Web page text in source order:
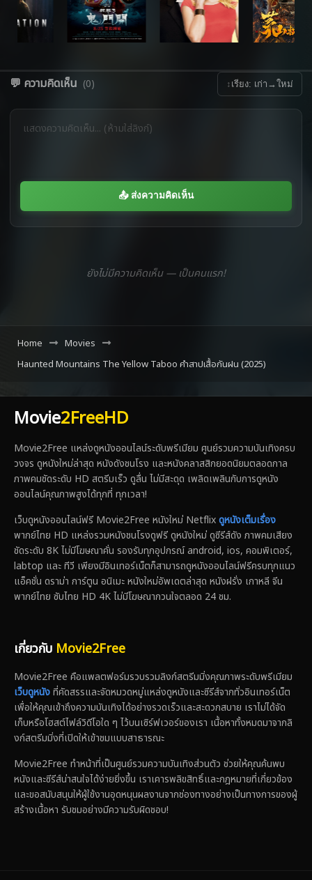
💬 ความคิดเห็น (0) ↕ เรียง: เก่า→ใหม่
📤 ส่งความคิดเห็น
ยังไม่มีความคิดเห็น — เป็นคนแรก!
Home
Movies
Haunted Mountains The Yellow Taboo คำสาปเสื้อกันฝน (2025)
Movie2FreeHD
Movie2Free แหล่งดูหนังออนไลน์ระดับพรีเมียม ศูนย์รวมความบันเทิงครบ
วงจร ดูหนังใหม่ล่าสุด หนังดังชนโรง และหนังคลาสสิกยอดนิยมตลอดกาล
ภาพคมชัดระดับ HD สตรีมเร็ว ดูลื่น ไม่มีสะดุด เพลิดเพลินกับการดูหนัง
ออนไลน์คุณภาพสูงได้ทุกที่ ทุกเวลา!
เว็บดูหนังออนไลน์ฟรี Movie2Free หนังใหม่ Netflixดูหนังเต็มเรื่อง
พากย์ไทย HD แหล่งรวมหนังชนโรงดูฟรี ดูหนังใหม่ ดูซีรีส์ดัง ภาพคมเสียง
ชัดระดับ 8K ไม่มีโฆษณาคั่น รองรับทุกอุปกรณ์ android, ios, คอมพิเตอร์,
labtop และ ทีวี เพียงมีอินเทอร์เน็ตก็สามารถดูหนังออนไลน์ฟรีครบทุกแนว
แอ็คชั่น ดราม่า การ์ตูน อนิเมะ หนังใหม่อัพเดตล่าสุด หนังฝรั่ง เกาหลี จีน
พากย์ไทย ซับไทย HD 4K ไม่มีโฆษณากวนใจตลอด 24 ชม.
เกี่ยวกับ Movie2Free
Movie2Free คือแพลตฟอร์มรวบรวมลิงก์สตรีมมิ่งคุณภาพระดับพรีเมียม
เว็บดูหนังที่คัดสรรและจัดหมวดหมู่แหล่งดูหนังและซีรีส์จากทั่วอินเทอร์เน็ต
เพื่อให้คุณเข้าถึงความบันเทิงได้อย่างรวดเร็วและสะดวกสบาย เราไม่ได้จัด
เก็บหรือโฮสต์ไฟล์วิดีโอใด ๆ ไว้บนเซิร์ฟเวอร์ของเรา เนื้อหาทั้งหมดมาจากลิ
งก์สตรีมมิ่งที่เปิดให้เข้าชมแบบสาธารณะ
Movie2Free ทำหน้าที่เป็นศูนย์รวมความบันเทิงส่วนตัว ช่วยให้คุณค้นพบ
หนังและซีรีส์น่าสนใจได้ง่ายยิ่งขึ้น เราเคารพลิขสิทธิ์และกฎหมายที่เกี่ยวข้อง
และขอสนับสนุนให้ผู้ใช้งานอุดหนุนผลงานจากช่องทางอย่างเป็นทางการของผู้
สร้างเนื้อหา รับชมอย่างมีความรับผิดชอบ!